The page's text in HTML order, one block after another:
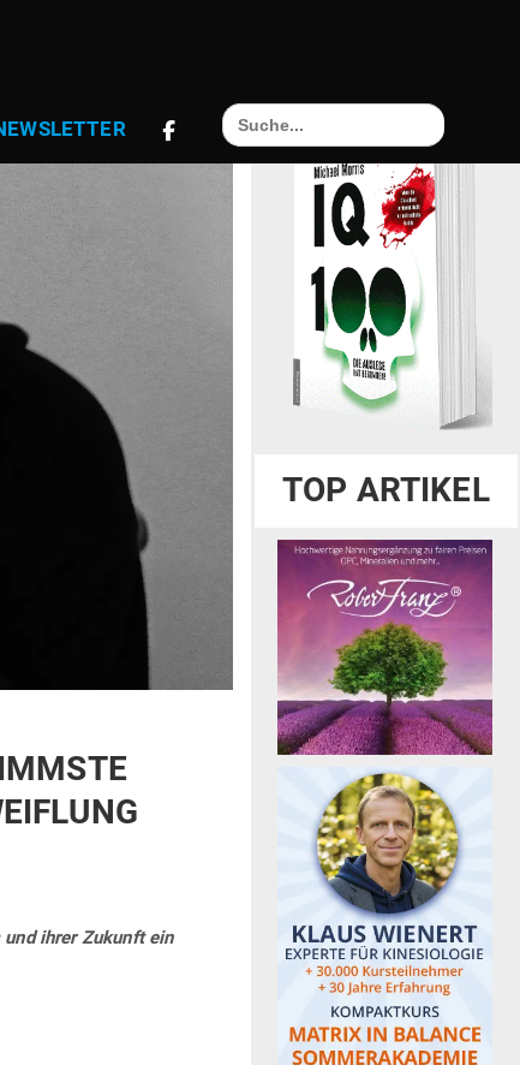
Search
for:
ihrer Zukunft ein
TOP ARTIKEL